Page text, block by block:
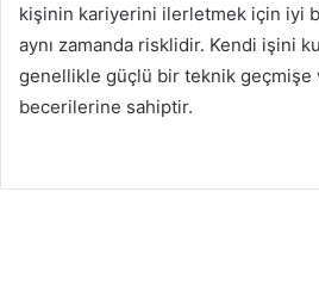
kişinin kariyerini ilerletmek için iyi
aynı zamanda risklidir. Kendi işini
genellikle güçlü bir teknik geçmişe
becerilerine sahiptir.